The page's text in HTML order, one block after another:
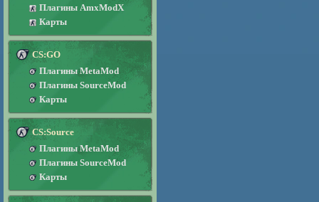
Плагины AmxModX
Карты
CS:GO
Плагины MetaMod
Плагины SourceMod
Карты
CS:Source
Плагины MetaMod
Плагины SourceMod
Карты